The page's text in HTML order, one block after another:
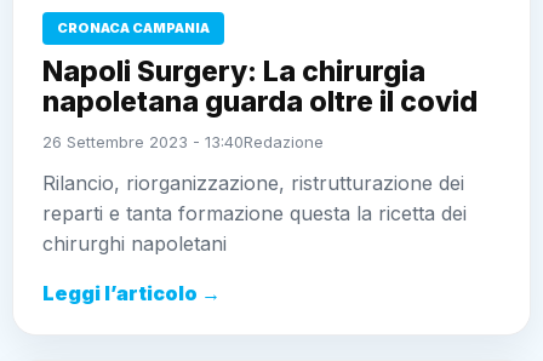
CRONACA CAMPANIA
Napoli Surgery: La chirurgia
napoletana guarda oltre il covid
26 Settembre 2023 - 13:40Redazione
Rilancio, riorganizzazione, ristrutturazione dei
reparti e tanta formazione questa la ricetta dei
chirurghi napoletani
Leggi l’articolo →